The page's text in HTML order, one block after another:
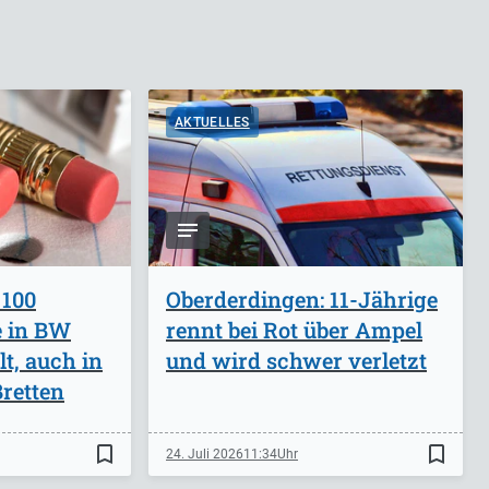
in BW
auch in
bookmark_border
AKTUELLES
Oberderdingen: 11-Jährige
rennt bei Rot über Ampel
und wird schwer verletzt
24. Juli 202611:34 bookmark_border